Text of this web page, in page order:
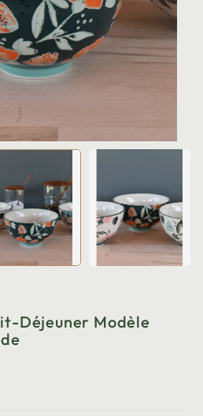
Déjeuner Modèle